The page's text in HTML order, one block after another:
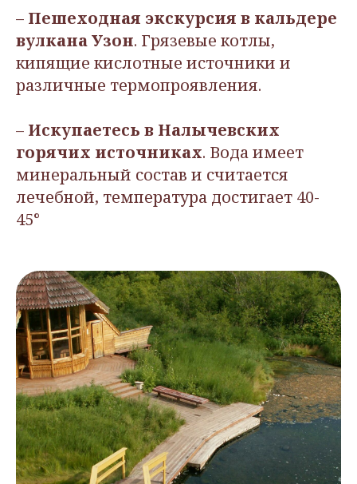
– Пешеходная экскурсия в кальдере
вулкана Узон. Грязевые котлы,
кипящие кислотные источники и
различные термопроявления.
– Искупаетесь в Налычевских
горячих источниках. Вода имеет
минеральный состав и считается
лечебной, температура достигает 40-
45°